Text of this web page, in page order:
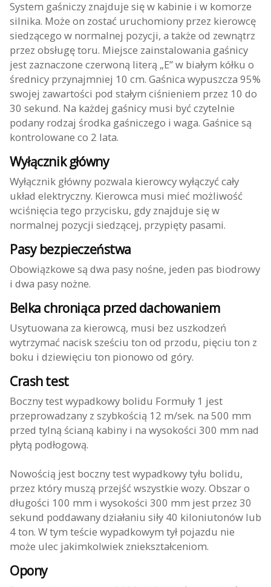
System gaśniczy znajduje się w kabinie i w komorze
silnika. Może on zostać uruchomiony przez kierowcę
siedzącego w normalnej pozycji, a także od zewnątrz
przez obsługę toru. Miejsce zainstalowania gaśnicy
jest zaznaczone czerwoną literą „E” w białym kółku o
średnicy przynajmniej 10 cm. Gaśnica wypuszcza 95%
swojej zawartości pod stałym ciśnieniem przez 10 do
30 sekund. Na każdej gaśnicy musi być czytelnie
podany rodzaj środka gaśniczego i waga. Gaśnice są
kontrolowane co 2 lata.
Wyłącznik główny
Wyłącznik główny pozwala kierowcy wyłączyć cały
układ elektryczny. Kierowca musi mieć możliwość
wciśnięcia tego przycisku, gdy znajduje się w
normalnej pozycji siedzącej, przypięty pasami.
Pasy bezpieczeństwa
Obowiązkowe są dwa pasy nośne, jeden pas biodrowy
i dwa pasy nożne.
Belka chroniąca przed dachowaniem
Usytuowana za kierowcą, musi bez uszkodzeń
wytrzymać nacisk sześciu ton od przodu, pięciu ton z
boku i dziewięciu ton pionowo od góry.
Crash test
Boczny test wypadkowy bolidu Formuły 1 jest
przeprowadzany z szybkością 12 m/sek. na 500 mm
przed tylną ścianą kabiny i na wysokości 300 mm nad
płytą podłogową.
Nowością jest boczny test wypadkowy tyłu bolidu,
przez który muszą przejść wszystkie wozy. Obszar o
długości 100 mm i wysokości 300 mm jest przez 30
sekund poddawany działaniu siły 40 kiloniutonów lub
4 ton. W tym teście wypadkowym tył pojazdu nie
może ulec jakimkolwiek zniekształceniom.
Opony